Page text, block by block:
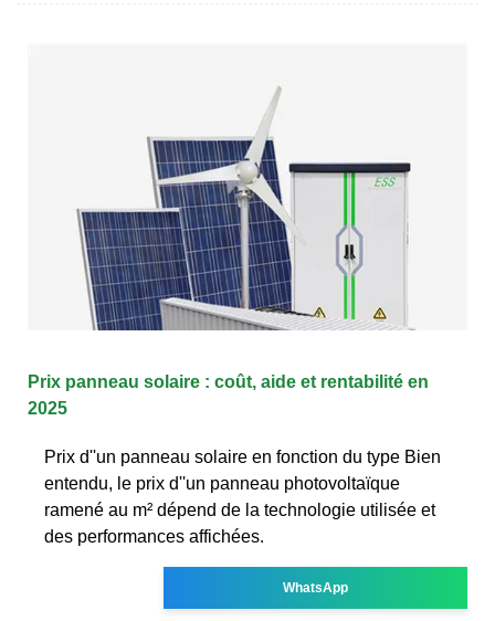
Prix panneau solaire : coût, aide et rentabilité en
2025
Prix d''un panneau solaire en fonction du type Bien
entendu, le prix d''un panneau photovoltaïque
ramené au m² dépend de la technologie utilisée et
des performances affichées.
WhatsApp